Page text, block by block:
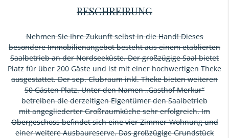
BESCHREIBUNG
Nehmen Sie Ihre Zukunft selbst in die Hand! Dieses
besondere Immobilienangebot besteht aus einem etablierten
Saalbetrieb an der Nordseeküste. Der großzügige Saal bietet
Platz für über 200 Gäste und ist mit einer hochwertigen Theke
ausgestattet. Der sep. Clubraum inkl. Theke bieten weiteren
50 Gästen Platz. Unter den Namen „Gasthof Merkur“
betreiben die derzeitigen Eigentümer den Saalbetrieb
mit angegliederter Großraumküche sehr erfolgreich. Im
Obergeschoss befindet sich eine vier Zimmer-Wohnung und
einer weitere Ausbaureserve. Das großzügige Grundstück